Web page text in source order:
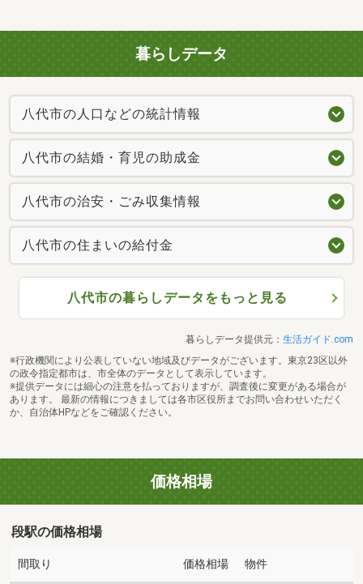
暮らしデータ
八代市の人口などの統計情報
八代市の結婚・育児の助成金
八代市の治安・ごみ収集情報
八代市の住まいの給付金
八代市の暮らしデータをもっと見る
暮らしデータ提供元： 生活ガイド.com
※行政機関により公表していない地域及びデータがございます。東京23区以外
の政令指定都市は、市全体のデータとして表示しています。
※提供データには細心の注意を払っておりますが、調査後に変更がある場合が
あります。 最新の情報につきましては各市区役所までお問い合わせいただく
か、自治体HPなどをご確認ください。
価格相場
段駅の価格相場
間取り 価格相場 物件